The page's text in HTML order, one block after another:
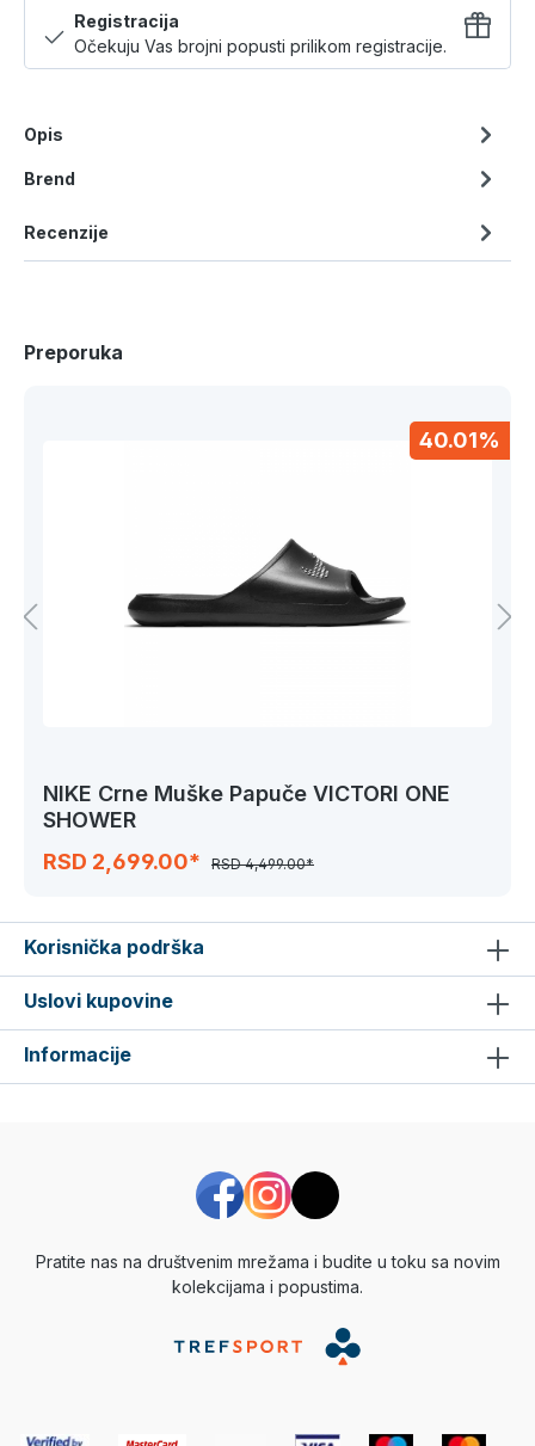
Registracija
Očekuju Vas brojni popusti prilikom registracije.
Opis
Brend
Recenzije
Preporuka
40.01%
NIKE Crne Muške Papuče VICTORI ONE
SHOWER
RSD 2,699.00*
RSD 4,499.00*
Korisnička podrška
Uslovi kupovine
Informacije
Pratite nas na društvenim mrežama i budite u toku sa novim
kolekcijama i popustima.